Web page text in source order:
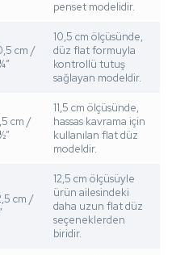
penset modelidir.
cm /
10,5 cm ölçüsünde,
düz flat formuyla
kontrollü tutuş
sağlayan modeldir.
cm /
11,5 cm ölçüsünde,
hassas kavrama için
kullanılan flat düz
modeldir.
cm /
12,5 cm ölçüsüyle
ürün ailesindeki
daha uzun flat düz
seçeneklerden
biridir.